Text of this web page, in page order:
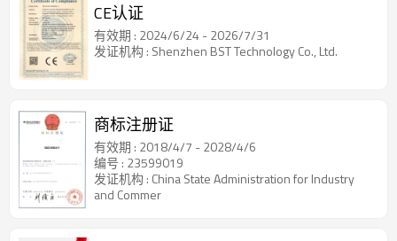
CE认证
有效期 : 2024/6/24 - 2026/7/31
发证机构 : Shenzhen BST Technology Co., Ltd.
商标注册证
有效期 : 2018/4/7 - 2028/4/6
编号 : 23599019
发证机构 : China State Administration for Industry
and Commer